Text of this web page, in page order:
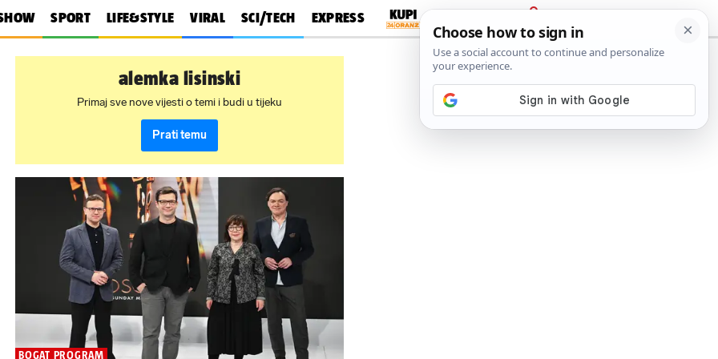
SPORT LIFE&STYLE VIRAL SCI/TECH EXPRESS
PRIJAVA
alemka lisinski
Primaj sve nove vijesti o temi i budi u tijeku
Prati temu
BOGAT PROGRAM